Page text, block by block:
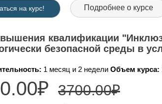
на курс! Подробнее о курсе
квалификации
безопасной среды в
1 месяц и 2 недели Объем курса:
3700.00₽